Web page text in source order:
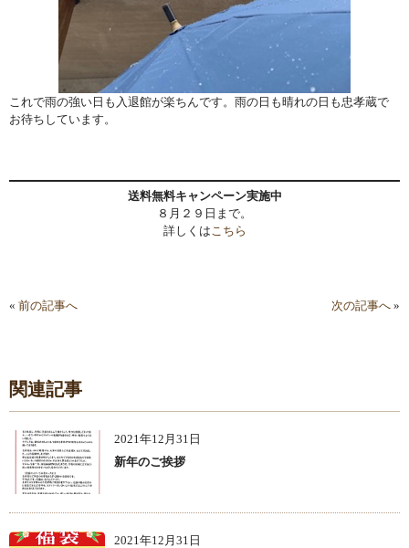
これで雨の強い日も入退館が楽ちんです。雨の日も晴れの日も忠孝蔵で
お待ちしています。
送料無料キャンペーン実施中
８月２９日まで。
詳しくはこちら
« 前の記事へ 次の記事へ »
関連記事
2021年12月31日
新年のご挨拶
2021年12月31日